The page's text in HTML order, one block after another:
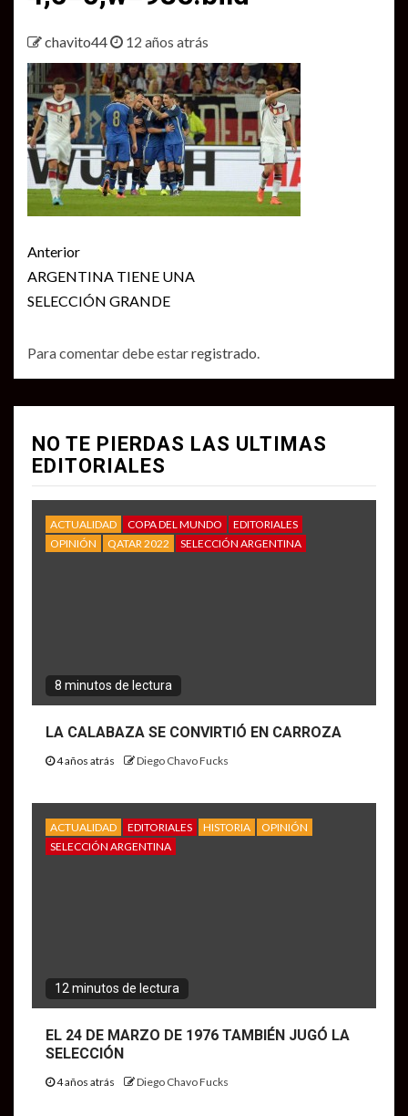
chavito44 12 años atrás
Seguir
leyendo
Anterior
ARGENTINA TIENE UNA
SELECCIÓN GRANDE
Para comentar debe estarregistrado.
NO TE PIERDAS LAS ULTIMAS
EDITORIALES
ACTUALIDAD COPA DEL MUNDO
EDITORIALES
OPINIÓN
QATAR 2022 SELECCIÓN ARGENTINA
8 minutos de lectura
LA CALABAZA SE CONVIRTIÓ EN CARROZA
4 años atrás Diego Chavo Fucks
ACTUALIDAD EDITORIALES HISTORIA
OPINIÓN
SELECCIÓN ARGENTINA
12 minutos de lectura
EL 24 DE MARZO DE 1976 TAMBIÉN JUGÓ LA
SELECCIÓN
4 años atrás Diego Chavo Fucks